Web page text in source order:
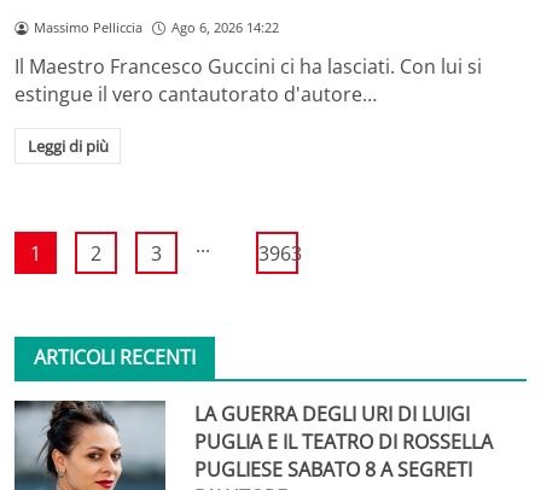
Massimo Pelliccia Ago 6, 2026 14:22
Il Maestro Francesco Guccini ci ha lasciati. Con lui si
estingue il vero cantautorato d'autore…
Leggi di più
1 2 3 ... 3963
ARTICOLI RECENTI
LA GUERRA DEGLI URI DI LUIGI
PUGLIA E IL TEATRO DI ROSSELLA
PUGLIESE SABATO 8 A SEGRETI